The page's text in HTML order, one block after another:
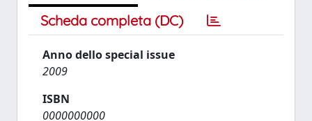
Scheda completa (DC)
Anno dello special issue
2009
ISBN
0000000000